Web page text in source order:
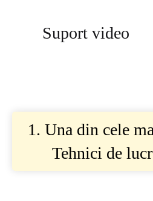
Suport video
1. Una din cele
Tehnici de